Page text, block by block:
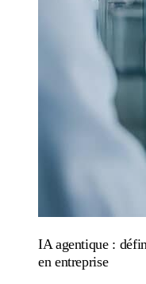
IA agentique :
en entreprise